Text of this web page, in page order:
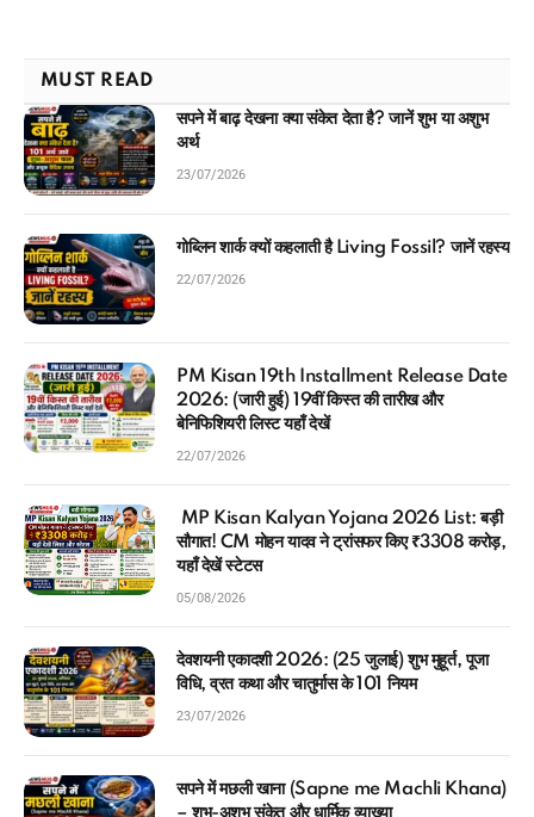
MUST READ
सपने में बाढ़ देखना क्या संकेत देता है? जानें शुभ या अशुभ
अर्थ
23/07/2026
गोब्लिन शार्क क्यों कहलाती है Living Fossil? जानें रहस्य
22/07/2026
PM Kisan 19th Installment Release Date
2026: (जारी हुई) 19वीं किस्त की तारीख और
बेनिफिशियरी लिस्ट यहाँ देखें
22/07/2026
MP Kisan Kalyan Yojana 2026 List: बड़ी
सौगात! CM मोहन यादव ने ट्रांसफर किए ₹3308 करोड़,
यहाँ देखें स्टेटस
05/08/2026
देवशयनी एकादशी 2026: (25 जुलाई) शुभ मुहूर्त, पूजा
विधि, व्रत कथा और चातुर्मास के 101 नियम
23/07/2026
सपने में मछली खाना (Sapne me Machli Khana)